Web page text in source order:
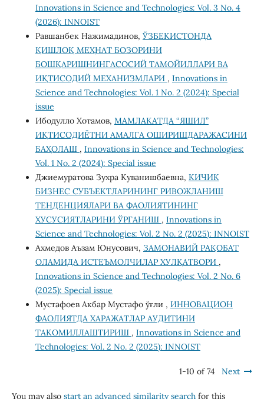
Innovations in Science and Technologies: Vol. 3 No. 4
(2026): INNOIST
Равшанбек Нажимадинов, ЎЗБЕКИСТОНДА
ҚИШЛОҚ МЕҲНАТ БОЗОРИНИ
БОШҚАРИШНИНГАСОСИЙ ТАМОЙИЛЛАРИ ВА
ИҚТИСОДИЙ МЕХАНИЗМЛАРИ , Innovations in
Science and Technologies: Vol. 1 No. 2 (2024): Special
issue
Ибодулло Хотамов, МАМЛАКАТДА “ЯШИЛ”
ИҚТИСОДИЁТНИ АМАЛГА ОШИРИШДАРАЖАСИНИ
БАҲОЛАШ , Innovations in Science and Technologies:
Vol. 1 No. 2 (2024): Special issue
Джиемуратова Зухра Куванишбаевна, КИЧИК
БИЗНЕС СУБЪЕКТЛАРИНИНГ РИВОЖЛАНИШ
ТЕНДЕНЦИЯЛАРИ ВА ФАОЛИЯТИНИНГ
ХУСУСИЯТЛАРИНИ ЎРГАНИШ , Innovations in
Science and Technologies: Vol. 2 No. 2 (2025): INNOIST
Ахмедов Аъзам Юнусович, ЗАМОНАВИЙ РАҚОБАТ
ОЛАМИДА ИСТЕЪМОЛЧИЛАР ХУЛҚАТВОРИ ,
Innovations in Science and Technologies: Vol. 2 No. 6
(2025): Special issue
Мустафоев Акбар Мустафо ўғли , ИННОВАЦИОН
ФАОЛИЯТДА ХАРАЖАТЛАР АУДИТИНИ
ТАКОМИЛЛАШТИРИШ , Innovations in Science and
Technologies: Vol. 2 No. 2 (2025): INNOIST
1-10 of 74 Next
You may also start an advanced similarity searchfor this